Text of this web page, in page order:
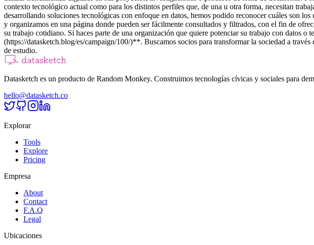
contexto tecnológico actual como para los distintos perfiles que, de una u otra forma, necesitan
desarrollando soluciones tecnológicas con enfoque en datos, hemos podido reconocer cuáles son
y organizamos en una página donde pueden ser fácilmente consultados y filtrados, con el fin de
su trabajo cotidiano. Si haces parte de una organización que quiere potenciar su trabajo con datos
(https://datasketch.blog/es/campaign/100/)**. Buscamos socios para transformar la sociedad a
de estudio.
Datasketch es un producto de Random Monkey. Construimos tecnologías cívicas y sociales para
hello@datasketch.co
Explorar
Tools
Explore
Pricing
Empresa
About
Contact
F.A.Q
Legal
Ubicaciones